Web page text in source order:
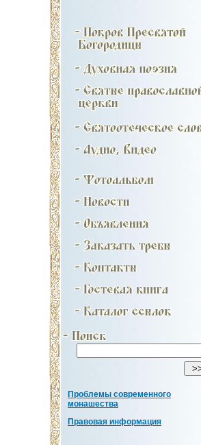
Проблемы современного
монашества
Правовая информация